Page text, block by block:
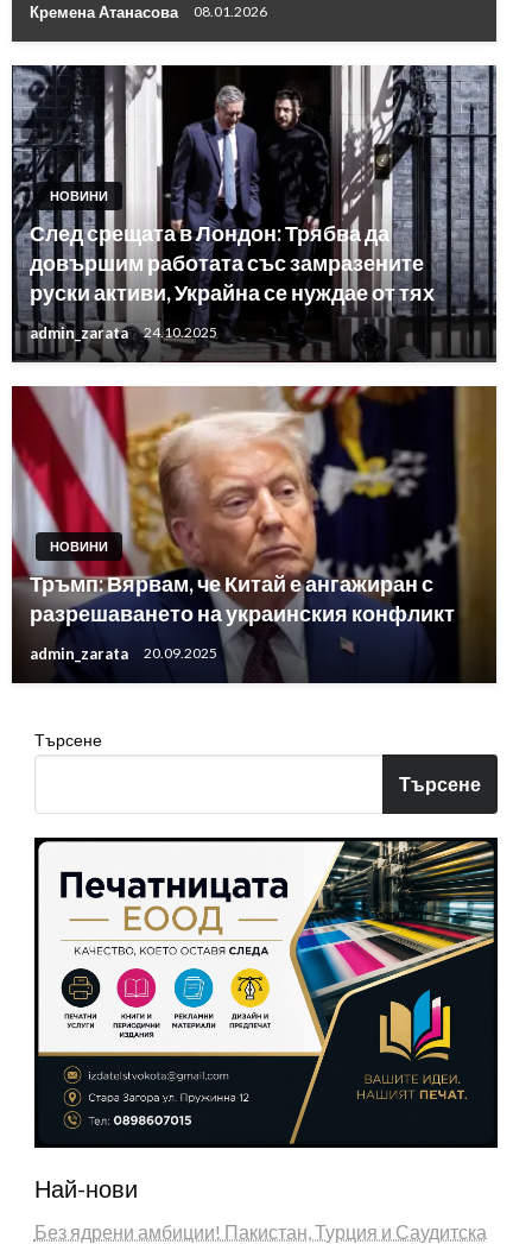
Кремена Атанасова 08.01.2026
НОВИНИ
След срещата в Лондон: Трябва да
довършим работата със замразените
руски активи, Украйна се нуждае от тях
admin_zarata 24.10.2025
НОВИНИ
Тръмп: Вярвам, че Китай е ангажиран с
разрешаването на украинския конфликт
admin_zarata 20.09.2025
Търсене
Търсене
Най-нови
Без ядрени амбиции! Пакистан, Турция и Саудитска